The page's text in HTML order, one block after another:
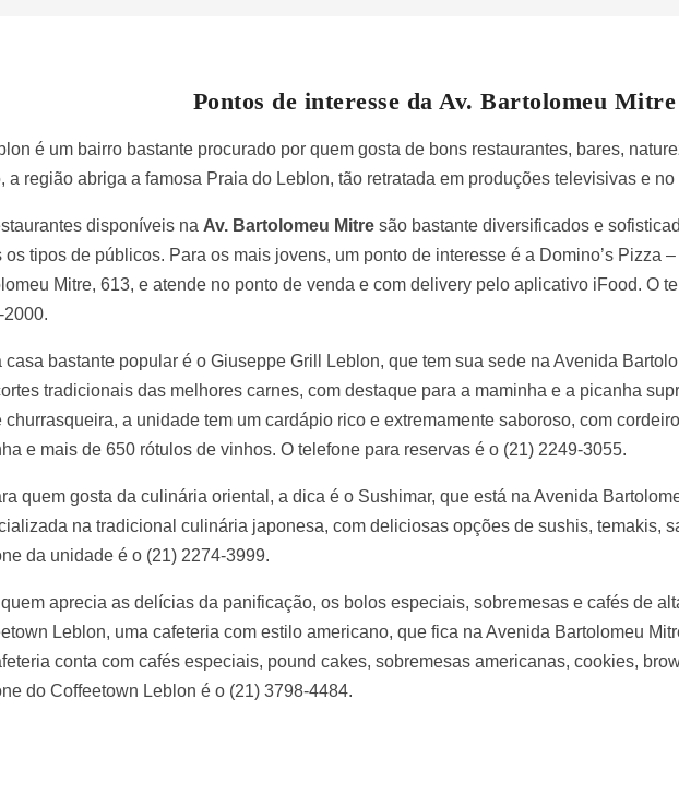
Pontos de interesse da Av. Bartolomeu Mitre
é um bairro bastante procurado por quem gosta de bons restaurantes, bares,
a região abriga a famosa Praia do Leblon, tão retratada em produções televisivas e
disponíveis na Av. Bartolomeu Mitre são bastante diversificados e
os tipos de públicos. Para os mais jovens, um ponto de interesse é a Domino’s Pizza
Mitre, 613, e atende no ponto de venda e com delivery pelo aplicativo iFood. O
2000.
casa bastante popular é o Giuseppe Grill Leblon, que tem sua sede na Avenida
tradicionais das melhores carnes, com destaque para a maminha e a picanha
churrasqueira, a unidade tem um cardápio rico e extremamente saboroso, com
e mais de 650 rótulos de vinhos. O telefone para reservas é o (21) 2249-3055.
quem gosta da culinária oriental, a dica é o Sushimar, que está na Avenida
na tradicional culinária japonesa, com deliciosas opções de sushis, temakis,
da unidade é o (21) 2274-3999.
aprecia as delícias da panificação, os bolos especiais, sobremesas e cafés de
Leblon, uma cafeteria com estilo americano, que fica na Avenida Bartolomeu
conta com cafés especiais, pound cakes, sobremesas americanas, cookies,
do Coffeetown Leblon é o (21) 3798-4484.